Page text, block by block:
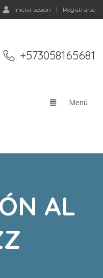
Iniciar sesión Registrarse
+573058165681
AL